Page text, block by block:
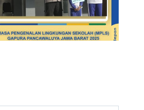
SMKN 9 Bandung